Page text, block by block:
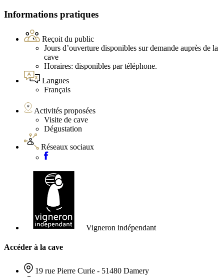
Informations pratiques
Reçoit du public
Jours d’ouverture disponibles sur demande auprès de la
cave
Horaires: disponibles par téléphone.
Langues
Français
Activités proposées
Visite de cave
Dégustation
Réseaux sociaux
Vigneron indépendant
Accéder à la cave
19 rue Pierre Curie - 51480 Damery